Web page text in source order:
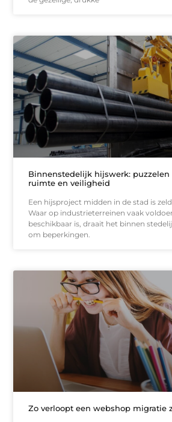
Binnenstedelijk hijswerk: puzzelen
ruimte en veiligheid
Een hijsproject midden in de stad is
Waar op industrieterreinen vaak
beschikbaar is, draait het binnen
om beperkingen.
Zo verloopt een webshop migratie